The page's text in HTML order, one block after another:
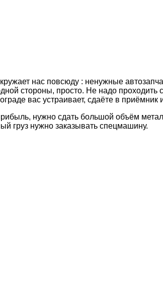
нас повсюду : ненужные
стороны, просто. Не надо
вас устраивает, сдаёте в приёмник
нужно сдать большой объём
груз нужно заказывать спецмашину.